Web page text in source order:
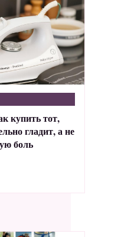
купить тот,
гладит, а не
боль